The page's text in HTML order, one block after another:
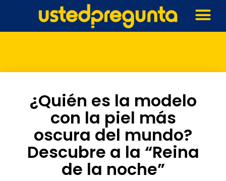
¿Quién es la modelo
con la piel más
oscura del mundo?
Descubre a la “Reina
de la noche”